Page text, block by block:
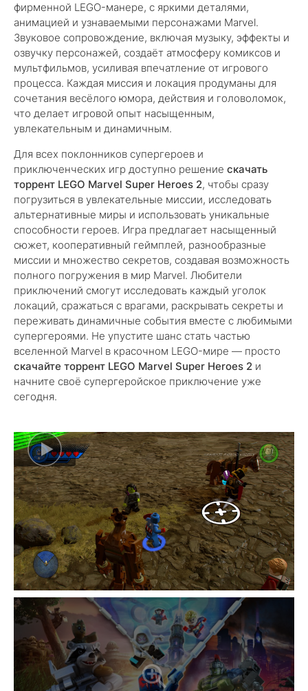
фирменной LEGO-манере, с яркими деталями,
анимацией и узнаваемыми персонажами Marvel.
Звуковое сопровождение, включая музыку, эффекты и
озвучку персонажей, создаёт атмосферу комиксов и
мультфильмов, усиливая впечатление от игрового
процесса. Каждая миссия и локация продуманы для
сочетания весёлого юмора, действия и головоломок,
что делает игровой опыт насыщенным,
увлекательным и динамичным.
Для всех поклонников супергероев и
приключенческих игр доступно решение скачать
торрент LEGO Marvel Super Heroes 2, чтобы сразу
погрузиться в увлекательные миссии, исследовать
альтернативные миры и использовать уникальные
способности героев. Игра предлагает насыщенный
сюжет, кооперативный геймплей, разнообразные
миссии и множество секретов, создавая возможность
полного погружения в мир Marvel. Любители
приключений смогут исследовать каждый уголок
локаций, сражаться с врагами, раскрывать секреты и
переживать динамичные события вместе с любимыми
супергероями. Не упустите шанс стать частью
вселенной Marvel в красочном LEGO-мире — просто
скачайте торрент LEGO Marvel Super Heroes 2 и
начните своё супергеройское приключение уже
сегодня.